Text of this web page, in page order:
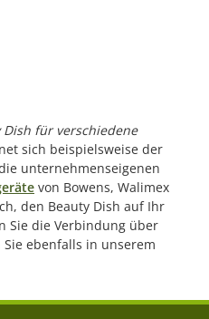
Dish für verschiedene
sich beispielsweise der
unternehmenseigenen
von Bowens, Walimex
den Beauty Dish auf Ihr
Sie die Verbindung über
ebenfalls in unserem